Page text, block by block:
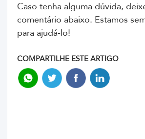
Caso tenha alguma dúvida,
comentário abaixo. Estamos
para ajudá-lo!
COMPARTILHE ESTE ARTIGO